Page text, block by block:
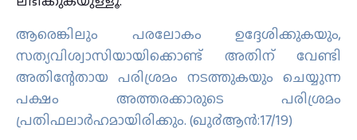
ആരെങ്കിലും പരലോകം ഉദ്ദേശിക്കുകയും,
സത്യവിശ്വാസിയായിക്കൊണ്ട് അതിന് വേണ്ടി
അതിന്റേതായ പരിശ്രമം നടത്തുകയും ചെയ്യുന്ന
പക്ഷം അത്തരക്കാരുടെ പരിശ്രമം
പ്രതിഫലാര്‍ഹമായിരിക്കും. (ഖു൪ആന്‍:17/19)